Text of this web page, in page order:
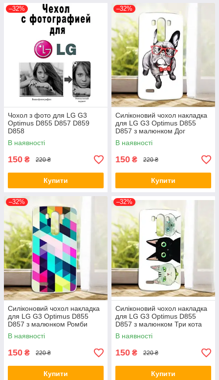
–32%
Чохол з фото для LG G3
Optimus D855 D857 D859
D858
В наявності
150 ₴ 220 ₴
Купити
–32%
Силіконовий чохол накладка
для LG G3 Optimus D855
D857 з малюнком Дог
В наявності
150 ₴ 220 ₴
Купити
–32%
Силіконовий чохол накладка
для LG G3 Optimus D855
D857 з малюнком Ромби
В наявності
150 ₴ 220 ₴
Купити
–32%
Силіконовий чохол накладка
для LG G3 Optimus D855
D857 з малюнком Три кота
В наявності
150 ₴ 220 ₴
Купити